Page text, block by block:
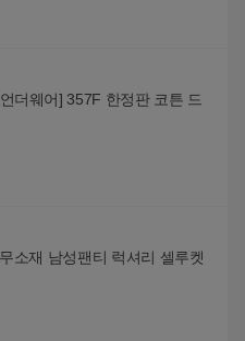
더웨어] 357F 한정판 코튼 드
소재 남성팬티 럭셔리 셀루켓